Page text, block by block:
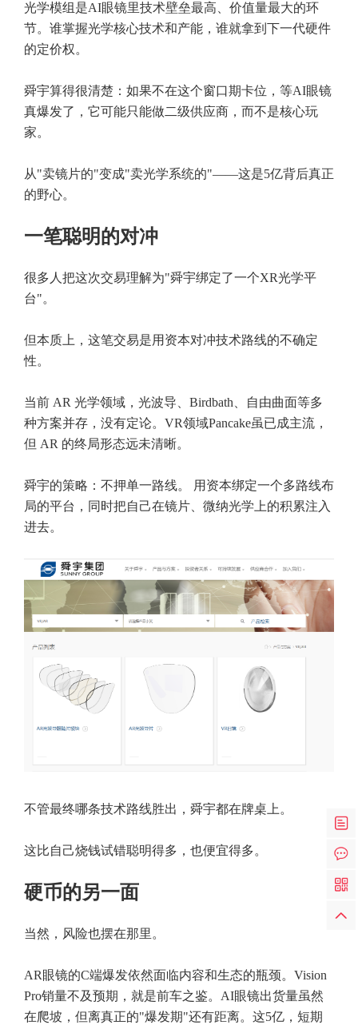
光学模组是AI眼镜里技术壁垒最高、价值量最大的环
节。谁掌握光学核心技术和产能，谁就拿到下一代硬件
的定价权。
舜宇算得很清楚：如果不在这个窗口期卡位，等AI眼镜
真爆发了，它可能只能做二级供应商，而不是核心玩
家。
从"卖镜片的"变成"卖光学系统的"——这是5亿背后真正
的野心。
一笔聪明的对冲
很多人把这次交易理解为"舜宇绑定了一个XR光学平
台"。
但本质上，这笔交易是用资本对冲技术路线的不确定
性。
当前 AR 光学领域，光波导、Birdbath、自由曲面等多
种方案并存，没有定论。VR领域Pancake虽已成主流，
但 AR 的终局形态远未清晰。
舜宇的策略：不押单一路线。 用资本绑定一个多路线布
局的平台，同时把自己在镜片、微纳光学上的积累注入
进去。
不管最终哪条技术路线胜出，舜宇都在牌桌上。
这比自己烧钱试错聪明得多，也便宜得多。
硬币的另一面
当然，风险也摆在那里。
AR眼镜的C端爆发依然面临内容和生态的瓶颈。Vision
Pro销量不及预期，就是前车之鉴。AI眼镜出货量虽然
在爬坡，但离真正的"爆发期"还有距离。这5亿，短期